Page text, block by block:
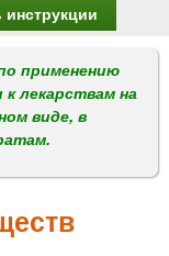
инструкции
применению
лекарствам на
виде, в